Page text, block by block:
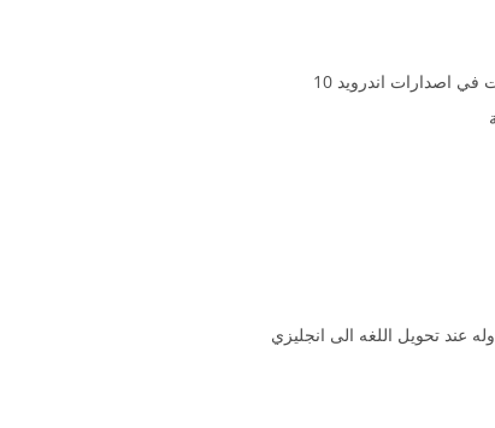
اصدارات اندرويد 10
عند تحويل اللغه الى انجليزي